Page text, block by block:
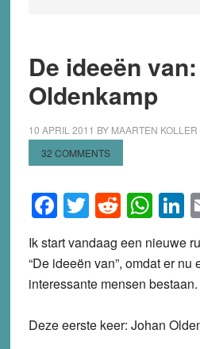
De ideeën
Oldenkamp
10 APRIL 2011 BY MAARTEN KOLLER
32 COMMENTS
Facebook
Twitter
Reddit
Ik start vandaag een nieuwe
“De ideeën van”, omdat er nu
interessante mensen bestaan.
Deze eerste keer: Johan